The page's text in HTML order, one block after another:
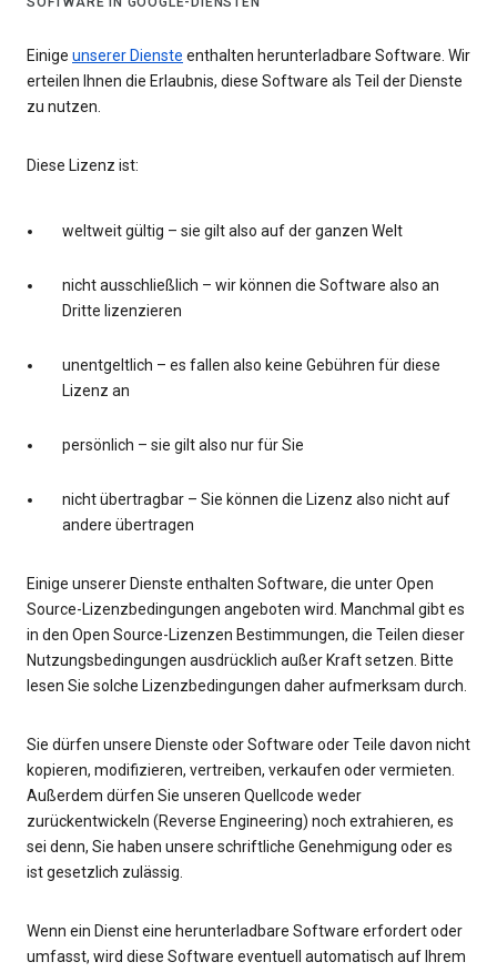
Einige unserer Dienste enthalten herunterladbare Software. Wir
erteilen Ihnen die Erlaubnis, diese Software als Teil der Dienste
zu nutzen.
Diese Lizenz ist:
weltweit gültig – sie gilt also auf der ganzen Welt
nicht ausschließlich – wir können die Software also an
Dritte lizenzieren
unentgeltlich – es fallen also keine Gebühren für diese
Lizenz an
persönlich – sie gilt also nur für Sie
nicht übertragbar – Sie können die Lizenz also nicht auf
andere übertragen
Einige unserer Dienste enthalten Software, die unter Open
Source-Lizenzbedingungen angeboten wird. Manchmal gibt es
in den Open Source-Lizenzen Bestimmungen, die Teilen dieser
Nutzungsbedingungen ausdrücklich außer Kraft setzen. Bitte
lesen Sie solche Lizenzbedingungen daher aufmerksam durch.
Sie dürfen unsere Dienste oder Software oder Teile davon nicht
kopieren, modifizieren, vertreiben, verkaufen oder vermieten.
Außerdem dürfen Sie unseren Quellcode weder
zurückentwickeln (Reverse Engineering) noch extrahieren, es
sei denn, Sie haben unsere schriftliche Genehmigung oder es
ist gesetzlich zulässig.
Wenn ein Dienst eine herunterladbare Software erfordert oder
umfasst, wird diese Software eventuell automatisch auf Ihrem